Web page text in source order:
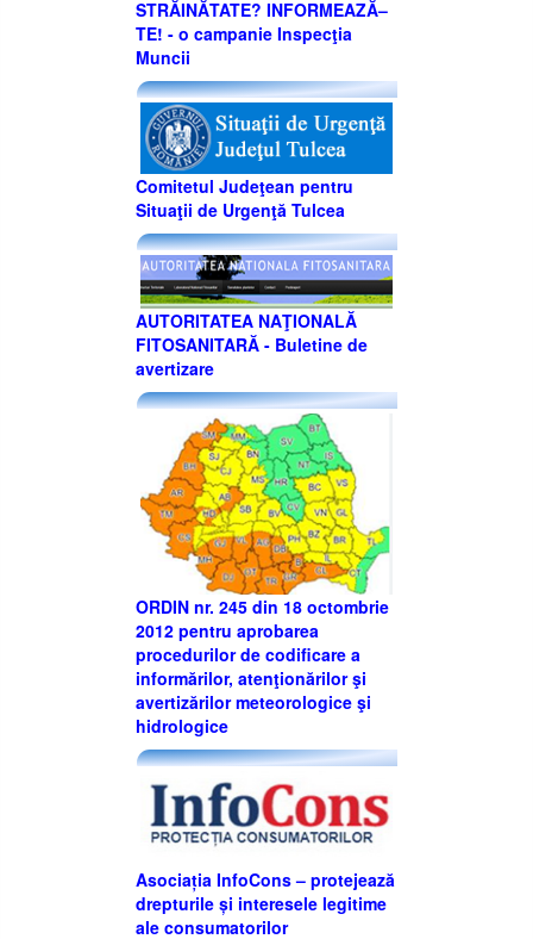
STRĂINĂTATE? INFORMEAZĂ–
TE! - o campanie Inspecţia
Muncii
Comitetul Judeţean pentru
Situaţii de Urgenţă Tulcea
AUTORITATEA NAŢIONALĂ
FITOSANITARĂ - Buletine de
avertizare
ORDIN nr. 245 din 18 octombrie
2012 pentru aprobarea
procedurilor de codificare a
informărilor, atenţionărilor şi
avertizărilor meteorologice şi
hidrologice
Asociația InfoCons – protejează
drepturile și interesele legitime
ale consumatorilor